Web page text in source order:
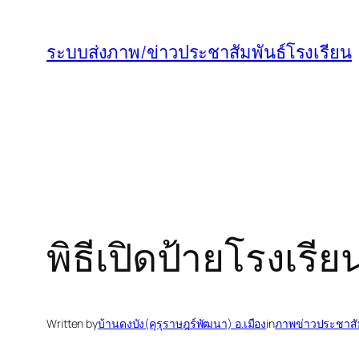
ระบบส่งภาพ/ข่าวประชาสัมพันธ์โรงเรียน
พิธีเปิดป้ายโรงเรีย
Written byบ้านดงบัง(คุรุราษฎร์พัฒนา) อ.เมืองinภาพข่าวประชา